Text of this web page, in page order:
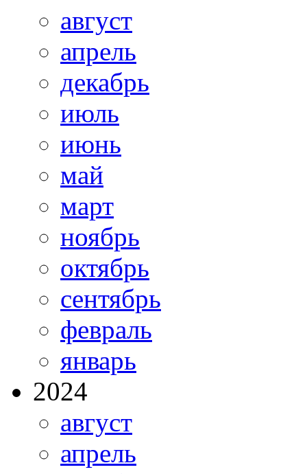
август
апрель
декабрь
июль
июнь
май
март
ноябрь
октябрь
сентябрь
февраль
январь
2024
август
апрель